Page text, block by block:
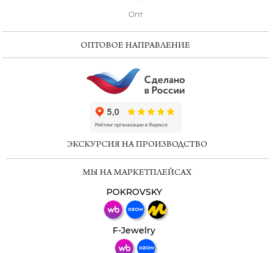
Опт
ОПТОВОЕ НАПРАВЛЕНИЕ
ЭКСКУРСИЯ НА ПРОИЗВОДСТВО
МЫ НА МАРКЕТПЛЕЙСАХ
POKROVSKY
F-Jewelry